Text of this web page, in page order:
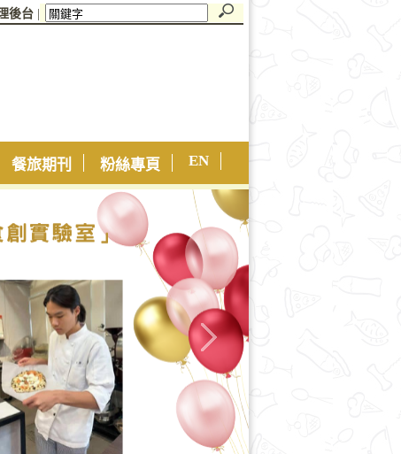
後台
餐旅期刊 粉絲專頁 EN